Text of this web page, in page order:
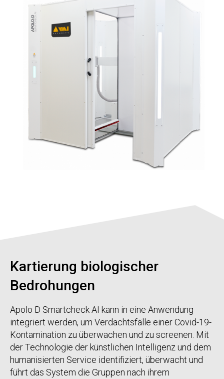
Kartierung biologischer
Bedrohungen
Apolo D Smartcheck AI kann in eine Anwendung
integriert werden, um Verdachtsfälle einer Covid-19-
Kontamination zu überwachen und zu screenen. Mit
der Technologie der künstlichen Intelligenz und dem
humanisierten Service identifiziert, überwacht und
führt das System die Gruppen nach ihrem